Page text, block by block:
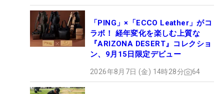
「PING」×「ECCO Leather」がコ
ラボ！ 経年変化を楽しむ上質な
『ARIZONA DESERT』コレクショ
ン、9月15日限定デビュー
2026年8月7日 (金) 14時28分 64